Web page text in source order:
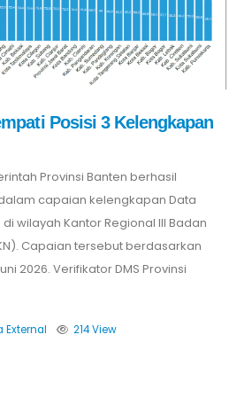
Posisi 3 Kelengkapan
Provinsi Banten berhasil
capaian kelengkapan Data
wilayah Kantor Regional III Badan
Capaian tersebut berdasarkan
2026. Verifikator DMS Provinsi
External 214 View